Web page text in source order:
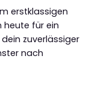
erstklassigen
heute für ein
zuverlässiger
nach